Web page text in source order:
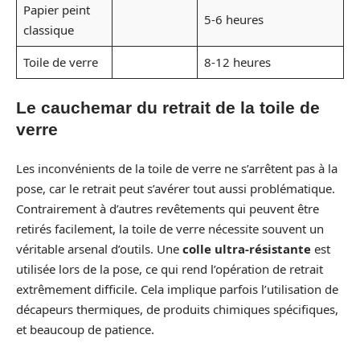
Papier peint
classique
5-6 heures
Toile de verre 8-12 heures
Le cauchemar du retrait de la toile de
verre
Les inconvénients de la toile de verre ne s’arrêtent pas à la
pose, car le retrait peut s’avérer tout aussi problématique.
Contrairement à d’autres revêtements qui peuvent être
retirés facilement, la toile de verre nécessite souvent un
véritable arsenal d’outils. Une colle ultra-résistante est
utilisée lors de la pose, ce qui rend l’opération de retrait
extrêmement difficile. Cela implique parfois l’utilisation de
décapeurs thermiques, de produits chimiques spécifiques,
et beaucoup de patience.